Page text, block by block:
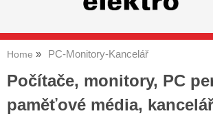
Home PC-Monitory-Kancelář
Počítače, monitory, PC
paměťové média,